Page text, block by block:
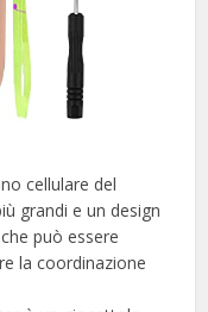
cellulare del
grandi e un design
può essere
la coordinazione